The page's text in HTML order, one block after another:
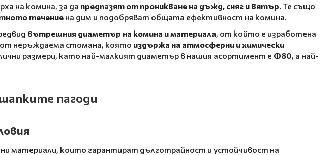
на комина, за да предпазят от проникване на дъжд, сняг и вятър. Те също
течение на дим и подобряват общата ефективност на комина.
вътрешния диаметър на комина и материала, от който е изработена
от неръждаема стомана, която издържа на атмосферни и химически
размери, като най-малкият диаметър в нашия асортимент е Ф80, а най-
пагоди
материали, които гарантират дълготрайност и устойчивост на